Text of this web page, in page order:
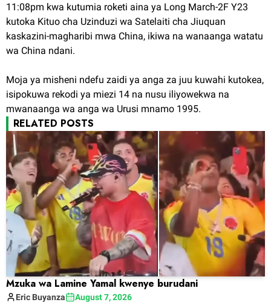
11:08pm kwa kutumia roketi aina ya Long March-2F Y23
kutoka Kituo cha Uzinduzi wa Satelaiti cha Jiuquan
kaskazini-magharibi mwa China, ikiwa na wanaanga watatu
wa China ndani.
Moja ya misheni ndefu zaidi ya anga za juu kuwahi kutokea,
isipokuwa rekodi ya miezi 14 na nusu iliyowekwa na
mwanaanga wa anga wa Urusi mnamo 1995.
RELATED POSTS
Mzuka wa Lamine Yamal kwenye burudani
Eric Buyanza August 7, 2026